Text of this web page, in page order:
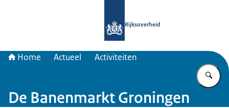
Rijksoverheid
Home Actueel Activiteiten
De Banenmarkt Groningen